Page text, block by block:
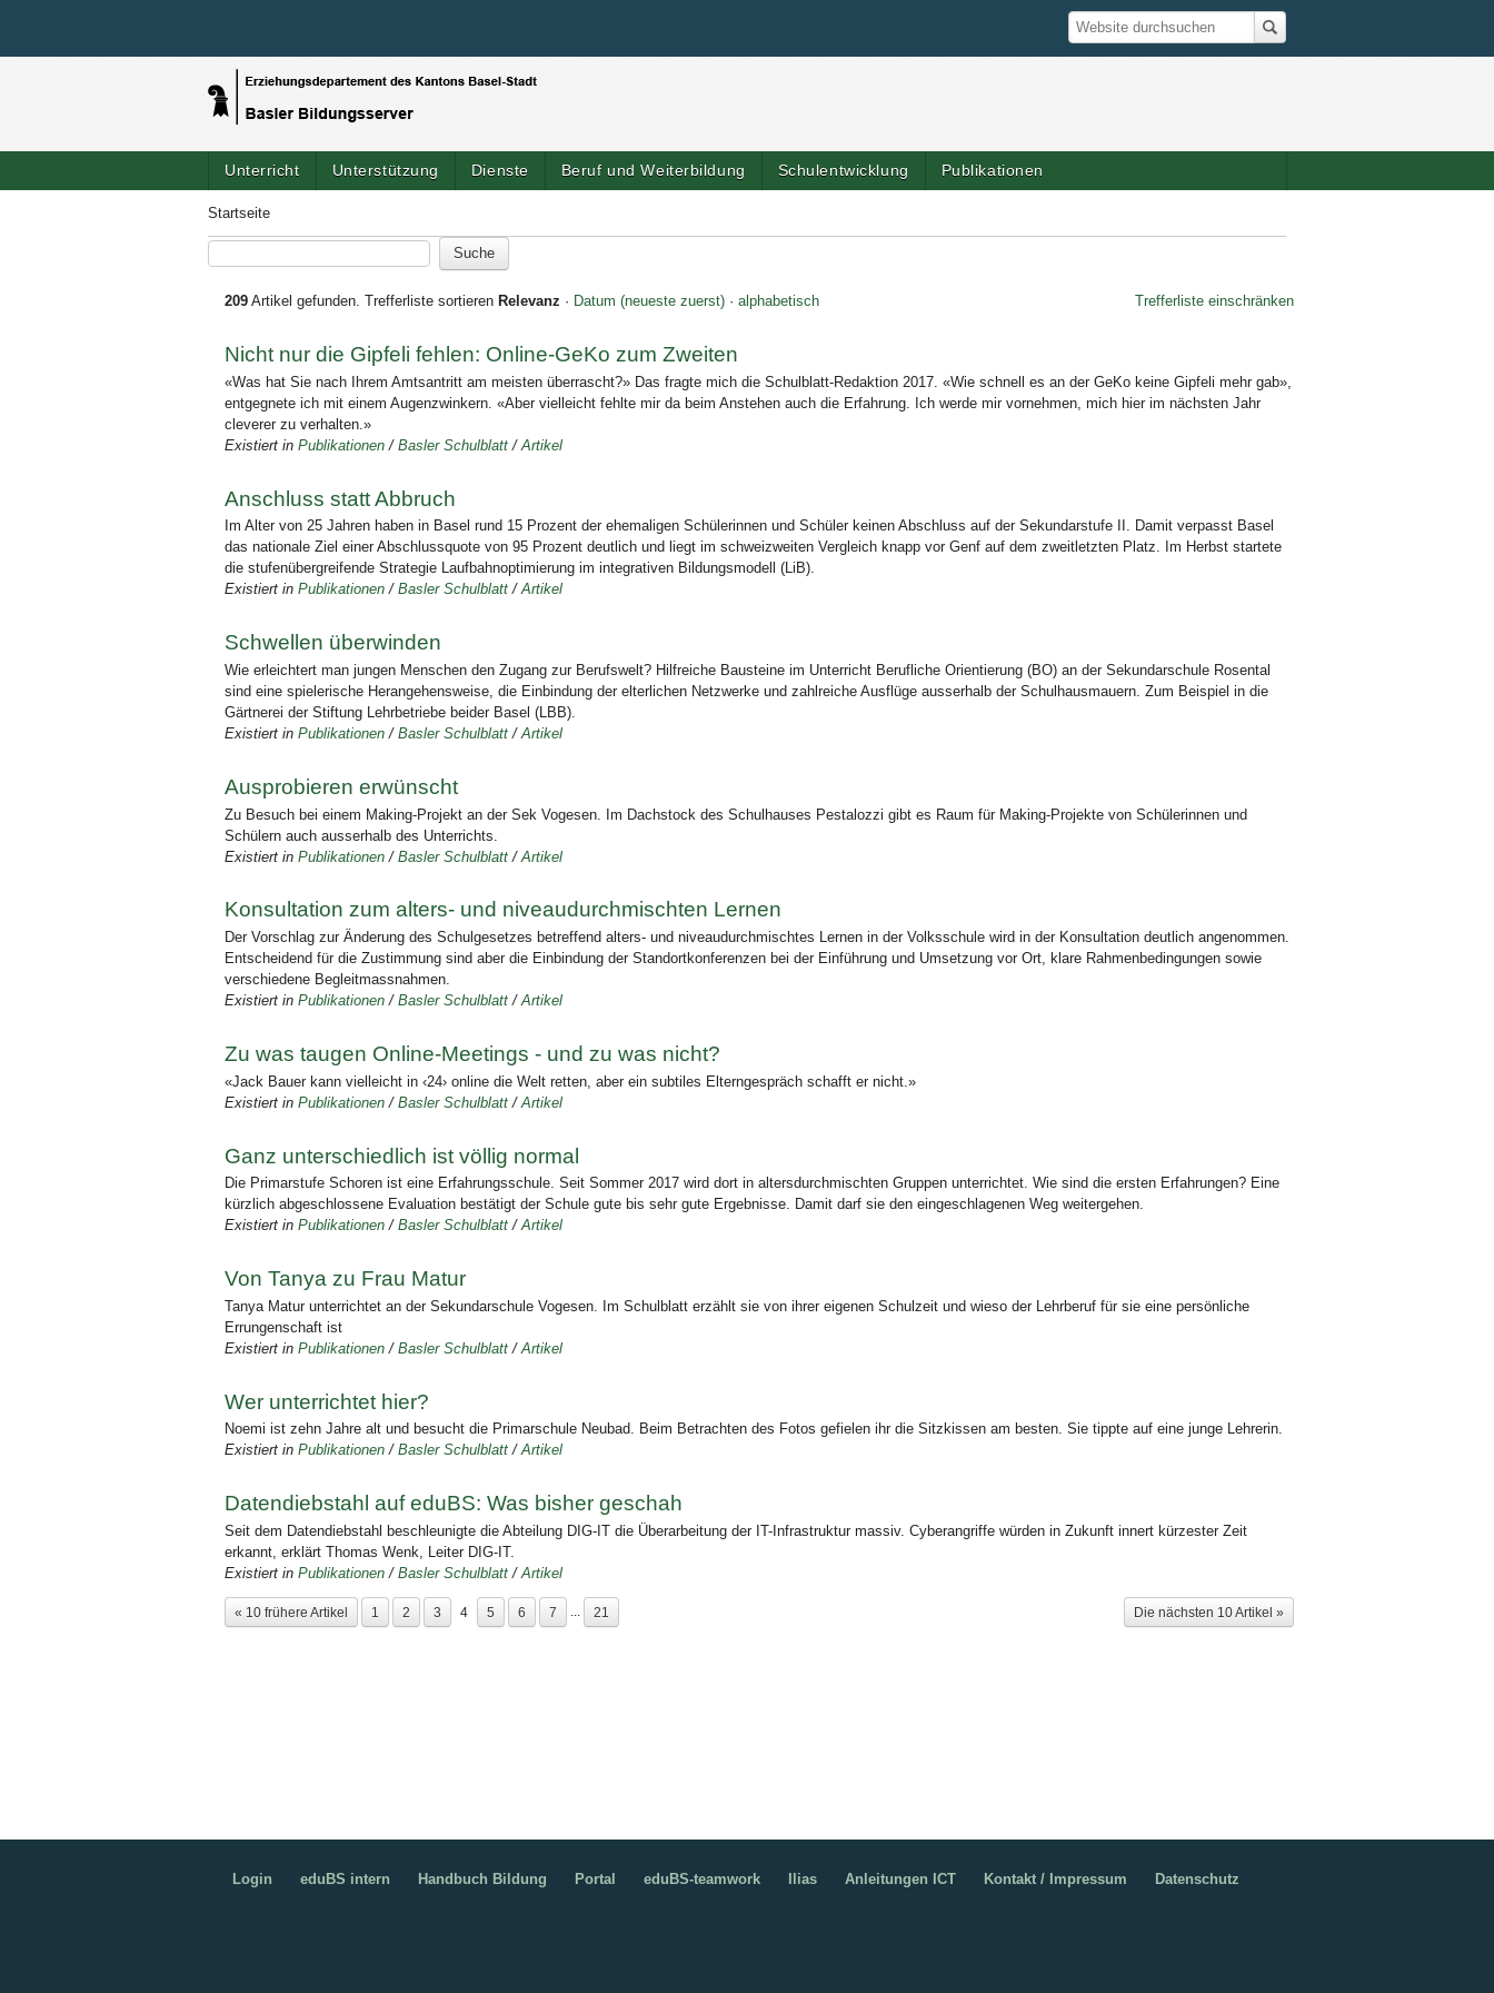
Suche
Website durchsuchen
Unterricht Unterstützung Dienste Beruf und Weiterbildung Schulentwicklung Publikationen
Startseite
209Artikel gefunden. Trefferliste einschränken
Trefferliste sortieren Relevanz · Datum (neueste zuerst) · alphabetisch
Nicht nur die Gipfeli fehlen: Online-GeKo zum Zweiten
«Was hat Sie nach Ihrem Amtsantritt am meisten überrascht?» Das fragte mich die Schulblatt-Redaktion 2017. «Wie schnell es an der GeKo keine Gipfeli mehr gab»,
entgegnete ich mit einem Augenzwinkern. «Aber vielleicht fehlte mir da beim Anstehen auch die Erfahrung. Ich werde mir vornehmen, mich hier im nächsten Jahr
cleverer zu verhalten.»
Existiert in Publikationen / Basler Schulblatt / Artikel
Anschluss statt Abbruch
Im Alter von 25 Jahren haben in Basel rund 15 Prozent der ehemaligen Schülerinnen und Schüler keinen Abschluss auf der Sekundarstufe II. Damit verpasst Basel
das nationale Ziel einer Abschlussquote von 95 Prozent deutlich und liegt im schweizweiten Vergleich knapp vor Genf auf dem zweitletzten Platz. Im Herbst startete
die stufenübergreifende Strategie Laufbahnoptimierung im integrativen Bildungsmodell (LiB).
Existiert in Publikationen / Basler Schulblatt /Artikel
Schwellen überwinden
Wie erleichtert man jungen Menschen den Zugang zur Berufswelt? Hilfreiche Bausteine im Unterricht Berufliche Orientierung (BO) an der Sekundarschule Rosental
sind eine spielerische Herangehensweise, die Einbindung der elterlichen Netzwerke und zahlreiche Ausflüge ausserhalb der Schulhausmauern. Zum Beispiel in die
Gärtnerei der Stiftung Lehrbetriebe beider Basel (LBB).
Existiert in Publikationen / Basler Schulblatt / Artikel
Ausprobieren erwünscht
Zu Besuch bei einem Making-Projekt an der Sek Vogesen. Im Dachstock des Schulhauses Pestalozzi gibt es Raum für Making-Projekte von Schülerinnen und
Schülern auch ausserhalb des Unterrichts.
Existiert in Publikationen / Basler Schulblatt / Artikel
Konsultation zum alters- und niveaudurchmischten Lernen
Der Vorschlag zur Änderung des Schulgesetzes betreffend alters- und niveaudurchmischtes Lernen in der Volksschule wird in der Konsultation deutlich angenommen.
Entscheidend für die Zustimmung sind aber die Einbindung der Standortkonferenzen bei der Einführung und Umsetzung vor Ort, klare Rahmenbedingungen sowie
verschiedene Begleitmassnahmen.
Existiert in Publikationen / Basler Schulblatt /Artikel
Zu was taugen Online-Meetings - und zu was nicht?
«Jack Bauer kann vielleicht in ‹24› online die Welt retten, aber ein subtiles Elterngespräch schafft er nicht.»
Existiert in Publikationen / Basler Schulblatt / Artikel
Ganz unterschiedlich ist völlig normal
Die Primarstufe Schoren ist eine Erfahrungsschule. Seit Sommer 2017 wird dort in altersdurchmischten Gruppen unterrichtet. Wie sind die ersten Erfahrungen? Eine
kürzlich abgeschlossene Evaluation bestätigt der Schule gute bis sehr gute Ergebnisse. Damit darf sie den eingeschlagenen Weg weitergehen.
Existiert in Publikationen / Basler Schulblatt /Artikel
Von Tanya zu Frau Matur
Tanya Matur unterrichtet an der Sekundarschule Vogesen. Im Schulblatt erzählt sie von ihrer eigenen Schulzeit und wieso der Lehrberuf für sie eine persönliche
Errungenschaft ist
Existiert in Publikationen / Basler Schulblatt / Artikel
Wer unterrichtet hier?
Noemi ist zehn Jahre alt und besucht die Primarschule Neubad. Beim Betrachten des Fotos gefielen ihr die Sitzkissen am besten. Sie tippte auf eine junge Lehrerin.
Existiert in Publikationen / Basler Schulblatt /Artikel
Datendiebstahl auf eduBS: Was bisher geschah
Seit dem Datendiebstahl beschleunigte die Abteilung DIG-IT die Überarbeitung der IT-Infrastruktur massiv. Cyberangriffe würden in Zukunft innert kürzester Zeit
erkannt, erklärt Thomas Wenk, Leiter DIG-IT.
Existiert in Publikationen / Basler Schulblatt /Artikel
« 10 frühere Artikel Die nächsten 10 Artikel »
1 2 3 4 5 6 7 21
Login eduBS intern Handbuch Bildung Portal eduBS-teamwork Ilias Anleitungen ICT Kontakt / Impressum Datenschutz